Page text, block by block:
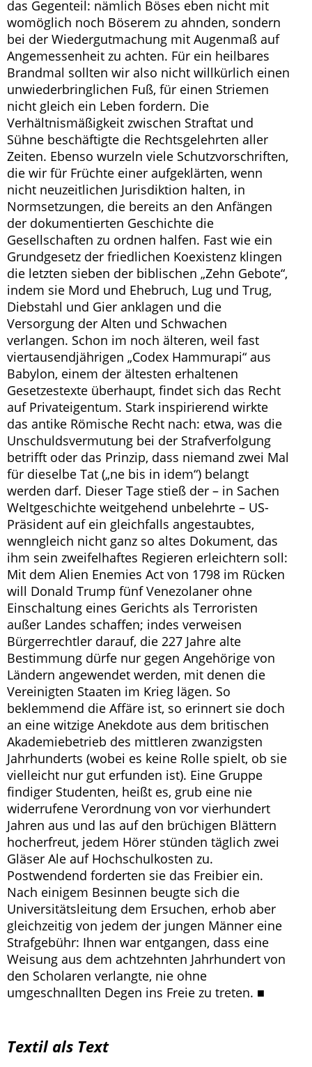
das Gegenteil: nämlich Böses eben nicht mit
womöglich noch Böserem zu ahnden, sondern
bei der Wiedergutmachung mit Augenmaß auf
Angemessenheit zu achten. Für ein heilbares
Brandmal sollten wir also nicht willkürlich einen
unwiederbringlichen Fuß, für einen Striemen
nicht gleich ein Leben fordern. Die
Verhältnismäßigkeit zwischen Straftat und
Sühne beschäftigte die Rechtsgelehrten aller
Zeiten. Ebenso wurzeln viele Schutzvorschriften,
die wir für Früchte einer aufgeklärten, wenn
nicht neuzeitlichen Jurisdiktion halten, in
Normsetzungen, die bereits an den Anfängen
der dokumentierten Geschichte die
Gesellschaften zu ordnen halfen. Fast wie ein
Grundgesetz der friedlichen Koexistenz klingen
die letzten sieben der biblischen „Zehn Gebote“,
indem sie Mord und Ehebruch, Lug und Trug,
Diebstahl und Gier anklagen und die
Versorgung der Alten und Schwachen
verlangen. Schon im noch älteren, weil fast
viertausendjährigen „Codex Hammurapi“ aus
Babylon, einem der ältesten erhaltenen
Gesetzestexte überhaupt, findet sich das Recht
auf Privateigentum. Stark inspirierend wirkte
das antike Römische Recht nach: etwa, was die
Unschuldsvermutung bei der Strafverfolgung
betrifft oder das Prinzip, dass niemand zwei Mal
für dieselbe Tat („ne bis in idem“) belangt
werden darf. Dieser Tage stieß der – in Sachen
Weltgeschichte weitgehend unbelehrte – US-
Präsident auf ein gleichfalls angestaubtes,
wenngleich nicht ganz so altes Dokument, das
ihm sein zweifelhaftes Regieren erleichtern soll:
Mit dem Alien Enemies Act von 1798 im Rücken
will Donald Trump fünf Venezolaner ohne
Einschaltung eines Gerichts als Terroristen
außer Landes schaffen; indes verweisen
Bürgerrechtler darauf, die 227 Jahre alte
Bestimmung dürfe nur gegen Angehörige von
Ländern angewendet werden, mit denen die
Vereinigten Staaten im Krieg lägen. So
beklemmend die Affäre ist, so erinnert sie doch
an eine witzige Anekdote aus dem britischen
Akademiebetrieb des mittleren zwanzigsten
Jahrhunderts (wobei es keine Rolle spielt, ob sie
vielleicht nur gut erfunden ist). Eine Gruppe
findiger Studenten, heißt es, grub eine nie
widerrufene Verordnung von vor vierhundert
Jahren aus und las auf den brüchigen Blättern
hocherfreut, jedem Hörer stünden täglich zwei
Gläser Ale auf Hochschulkosten zu.
Postwendend forderten sie das Freibier ein.
Nach einigem Besinnen beugte sich die
Universitätsleitung dem Ersuchen, erhob aber
gleichzeitig von jedem der jungen Männer eine
Strafgebühr: Ihnen war entgangen, dass eine
Weisung aus dem achtzehnten Jahrhundert von
den Scholaren verlangte, nie ohne
umgeschnallten Degen ins Freie zu treten. ■
Textil als Text